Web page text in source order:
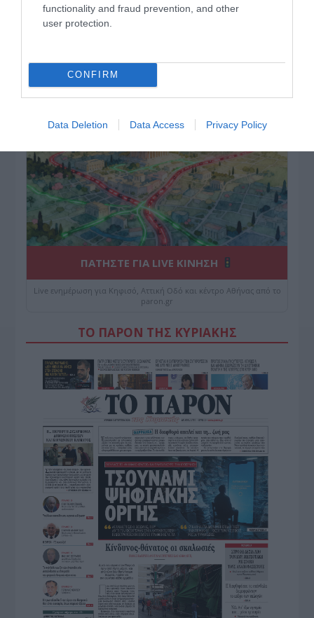
functionality and fraud prevention, and other
user protection.
CONFIRM
Data Deletion Data Access Privacy Policy
ΔΕΙΤΕ ΤΗΝ ΚΙΝΗΣΗ ΣΤΟΥΣ ΔΡΌΜΟΥΣ
Κίνηση Τώρα: Live Χάρτης Αθήνας
ΠΑΤΗΣΤΕ ΓΙΑ LIVE ΚΙΝΗΣΗ
Live ενημέρωση για Κηφισό, Αττική Οδό και κέντρο Αθήνας από το
paron.gr
ΤΟ ΠΑΡΟΝ ΤΗΣ ΚΥΡΙΑΚΗΣ